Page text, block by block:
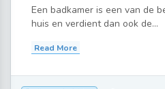
Een badkamer is een van de
huis en verdient dan ook de...
Read More